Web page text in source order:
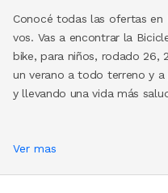
Conocé todas las ofertas en
vos. Vas a encontrar la
bike, para niños, rodado 26,
un verano a todo terreno y a
y llevando una vida más
Ver mas